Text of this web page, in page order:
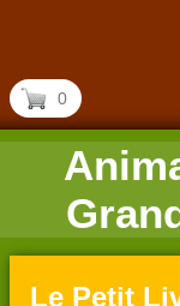
ACCUEIL
CONSULTATION
ACTIVITÉS
0
Le Petit